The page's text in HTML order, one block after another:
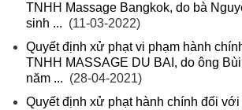
TNHH Massage Bangkok, do bà
sinh ... (11-03-2022)
Quyết định xử phạt vi phạm hành
TNHH MASSAGE DU BAI, do ông
năm ... (28-04-2021)
Quyết định xử phạt hành chính đối